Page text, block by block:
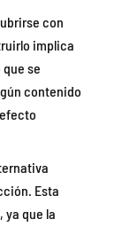
con
implica
se
contenido
Esta
ya que la